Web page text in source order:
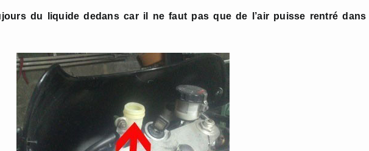
du liquide dedans car il ne faut pas que de l’air puisse rentré dans